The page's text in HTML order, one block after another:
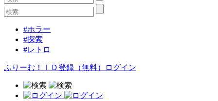
#ホラー
#探索
#レトロ
ふりーむ！ＩＤ登録（無料） ログイン